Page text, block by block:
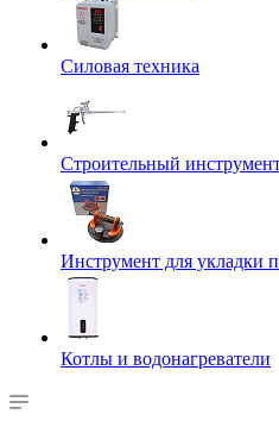
Силовая техника
Строительный
Инструмент для укладки
Котлы и водонагреватели